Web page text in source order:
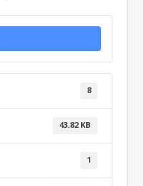
8
43.82 KB
1